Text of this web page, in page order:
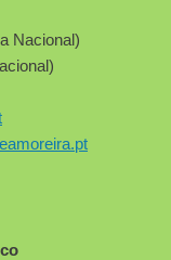
Nacional)